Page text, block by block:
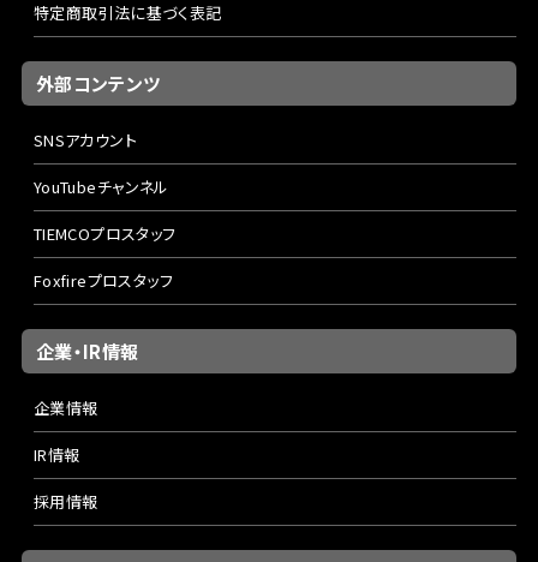
特定商取引法に基づく表記
外部コンテンツ
SNSアカウント
YouTubeチャンネル
TIEMCOプロスタッフ
Foxfireプロスタッフ
企業・IR情報
企業情報
IR情報
採用情報